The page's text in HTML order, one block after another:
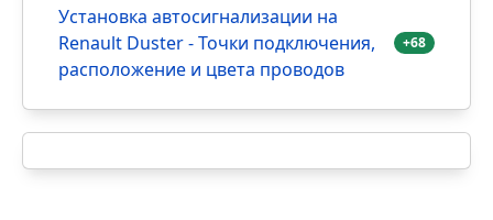
Установка автосигнализации на
Renault Duster - Точки подключения,
расположение и цвета проводов
+68